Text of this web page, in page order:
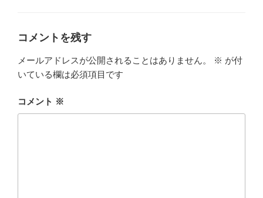
コメントを残す
メールアドレスが公開されることはありません。 ※ が付
いている欄は必須項目です
コメント ※